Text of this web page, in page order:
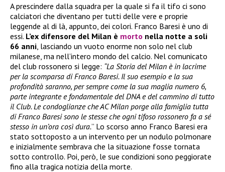
A prescindere dalla squadra per la quale si fa il tifo ci sono
calciatori che diventano per tutti delle vere e proprie
leggende al di là, appunto, dei colori. Franco Baresi è uno di
essi. L’ex difensore del Milan è morto nella notte a soli
66 anni , lasciando un vuoto enorme non solo nel club
milanese, ma nell’intero mondo del calcio. Nel comunicato
del club rossonero si legge: “La Storia del Milan è in lacrime
per la scomparsa di Franco Baresi. Il suo esempio e la sua
profondità saranno, per sempre come la sua maglia numero 6,
parte integrante e fondamentale del DNA e del cammino di tutto
il Club. Le condoglianze che AC Milan porge alla famiglia tutta
di Franco Baresi sono le stesse che ogni tifoso rossonero fa a sé
stesso in un’ora così dura.” Lo scorso anno Franco Baresi era
stato sottoposto a un intervento per un nodulo polmonare
e inizialmente sembrava che la situazione fosse tornata
sotto controllo. Poi, però, le sue condizioni sono peggiorate
fino alla tragica notizia della morte.